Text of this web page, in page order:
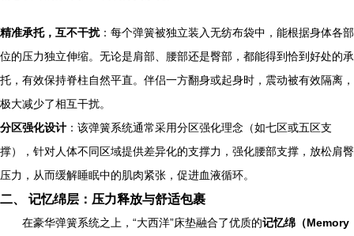
精准承托，互不干扰：每个弹簧被独立装入无纺布袋中，能根据身体各部
位的压力独立伸缩。无论是肩部、腰部还是臀部，都能得到恰到好处的承
托，有效保持脊柱自然平直。伴侣一方翻身或起身时，震动被有效隔离，
极大减少了相互干扰。
分区强化设计 ：该弹簧系统通常采用分区强化理念（如七区或五区支
撑），针对人体不同区域提供差异化的支撑力，强化腰部支撑，放松肩臀
压力，从而缓解睡眠中的肌肉紧张，促进血液循环。
二、 记忆绵层：压力释放与舒适包裹
在豪华弹簧系统之上，“大西洋”床垫融合了优质的记忆绵（Memory